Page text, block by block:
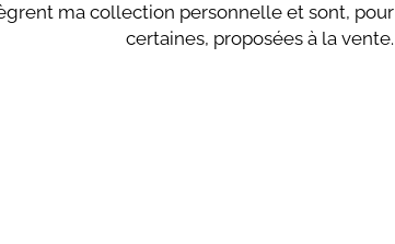
ma collection personnelle et sont, pour
certaines, proposées à la vente.